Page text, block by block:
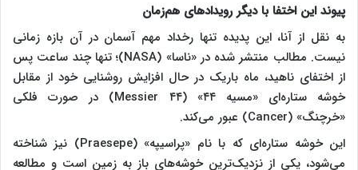
پیوند این اختفا با دیگر رویداد‌های هم‌زمان
به نقل از آنا، این پدیده تنها رخداد مهم آسمان در آن بازه زمانی
نیست. مطالب منتشر شده در «ناسا» (NASA)؛ تنها چند ساعت پس
از اختفای ناهید، ماه باریک در حال افزایش روشنایی خود از مقابل
خوشه ستاره‌ای «مسیه ۴۴» (Messier ۴۴) در صورت فلکی
«خرچنگ» (Cancer) عبور می‌کند.
این خوشه ستاره‌ای که با نام «پراسیپه» (Praesepe) نیز شناخته
می‌شود، یکی از نزدیک‌ترین خوشه‌های باز به زمین است و مطالعه